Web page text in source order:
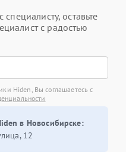
специалисту, оставьте
с радостью
Hiden, Вы соглашаетесь с
в Новосибирске:
12